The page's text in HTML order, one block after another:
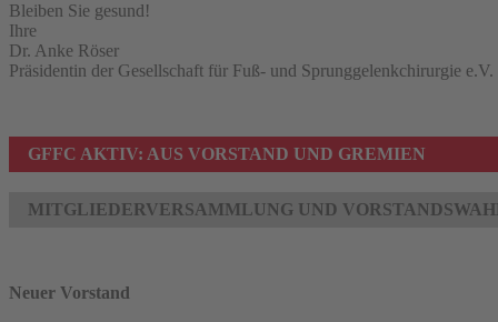
Bleiben Sie gesund!
Ihre
Dr. Anke Röser
Präsidentin der Gesellschaft für Fuß- und Sprunggelenkchirurgie e.V.
GFFC AKTIV: AUS VORSTAND UND GREMIEN
MITGLIEDERVERSAMMLUNG UND
Neuer Vorstand